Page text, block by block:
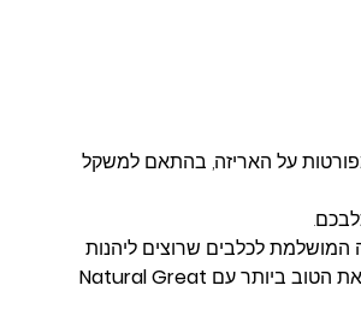
על האריזה, בהתאם למשקל
המושלמת לכלבים שרוצים ליהנות
את הטוב ביותר עם Natural Great